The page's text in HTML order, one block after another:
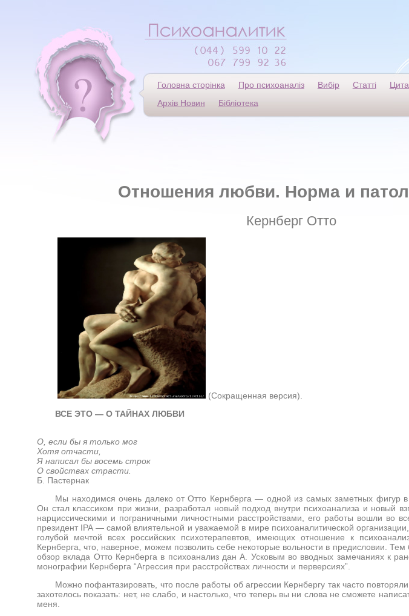
Головна сторінка Про психоаналіз Вибір Статті
Архів Новин
Бібліотека
Отношения любви. Норма и
Кернберг Отто
(Сокращенная версия).
ВСЕ ЭТО — О ТАЙНАХ ЛЮБВИ
О, если бы я только мог
Хотя отчасти,
Я написал бы восемь строк
О свойствах страсти.
Б. Пастернак
Мы находимся очень далеко от Отто Кернберга — одной из самых заметных фигур в
Он стал классиком при жизни, разработал новый подход внутри психоанализа и новый
нарциссическими и пограничными личностными расстройствами, его работы вошли во
президент IPA — самой влиятельной и уважаемой в мире психоаналитической
голубой мечтой всех российских психотерапевтов, имеющих отношение к
Кернберга, что, наверное, можем позволить себе некоторые вольности в предисловии. Тем
обзор вклада Отто Кернберга в психоанализ дан А. Усковым во вводных замечаниях к
монографии Кернберга “Агрессия при расстройствах личности и перверсиях”.
Можно пофантазировать, что после работы об агрессии Кернбергу так часто
захотелось показать: нет, не слабо, и настолько, что теперь вы ни слова не сможете
меня.